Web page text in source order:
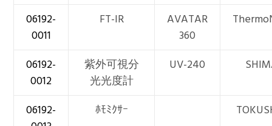
06192-
0011
FT-IR
AVATAR
360
06192-
0012
紫外可視分
光光度計
UV-240
06192-
ﾎﾓﾐｸｻｰ